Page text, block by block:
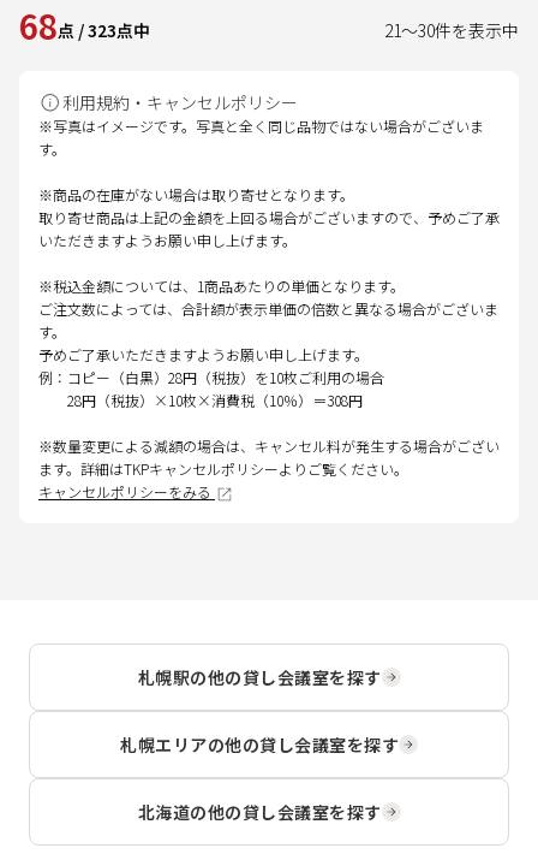
68点 /323点中 21～30件を表示中
利用規約・キャンセルポリシー
※写真はイメージです。写真と全く同じ品物ではない場合がございま
す。
※商品の在庫がない場合は取り寄せとなります。
取り寄せ商品は上記の金額を上回る場合がございますので、予めご了承
いただきますようお願い申し上げます。
※税込金額については、1商品あたりの単価となります。
ご注文数によっては、合計額が表示単価の倍数と異なる場合がございま
す。
予めご了承いただきますようお願い申し上げます。
例：コピー（白黒）28円（税抜）を10枚ご利用の場合
28円（税抜）×10枚×消費税（10％）＝308円
※数量変更による減額の場合は、キャンセル料が発生する場合がござい
ます。詳細はTKPキャンセルポリシーよりご覧ください。
キャンセルポリシーをみる
札幌駅の他の貸し会議室を探す
札幌エリアの他の貸し会議室を探す
北海道の他の貸し会議室を探す